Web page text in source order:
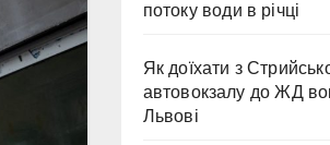
потоку води в річці
Як доїхати з
автовокзалу до ЖД
Львові